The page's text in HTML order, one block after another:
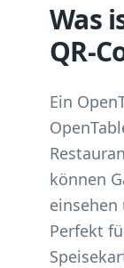
Was
QR-
Ein
können
einsehen
Perfekt